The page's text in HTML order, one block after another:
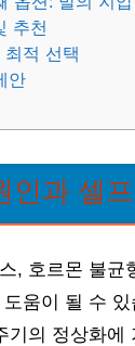
추천
적 선택
안
인과 셀
, 호르몬 불균
움이 될 수
기의 정상화에